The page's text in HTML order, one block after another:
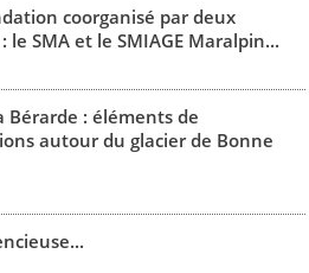
coorganisé par deux
SMA et le SMIAGE Maralpin...
Bérarde : éléments de
autour du glacier de Bonne